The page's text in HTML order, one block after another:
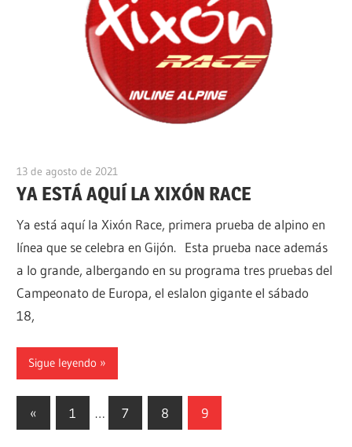
13 de agosto de 2021
YA ESTÁ AQUÍ LA XIXÓN RACE
Ya está aquí la Xixón Race, primera prueba de alpino en
línea que se celebra en Gijón. Esta prueba nace además
a lo grande, albergando en su programa tres pruebas del
Campeonato de Europa, el eslalon gigante el sábado
18,
Sigue leyendo
Paginación
« Entradas
anteriores
1 … 7 8 9